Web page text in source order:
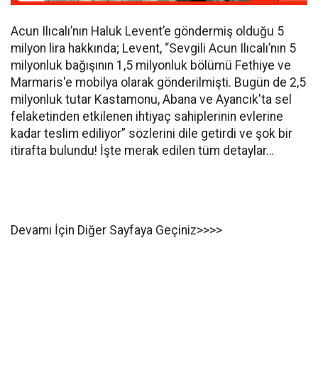
Acun Ilıcalı’nın Haluk Levent’e göndermiş olduğu 5
milyon lira hakkında; Levent, “Sevgili Acun Ilıcalı’nın 5
milyonluk bağışının 1,5 milyonluk bölümü Fethiye ve
Marmaris'e mobilya olarak gönderilmişti. Bugün de 2,5
milyonluk tutar Kastamonu, Abana ve Ayancık'ta sel
felaketinden etkilenen ihtiyaç sahiplerinin evlerine
kadar teslim ediliyor” sözlerini dile getirdi ve şok bir
itirafta bulundu! İşte merak edilen tüm detaylar…
Devamı İçin Diğer Sayfaya Geçiniz>>>>